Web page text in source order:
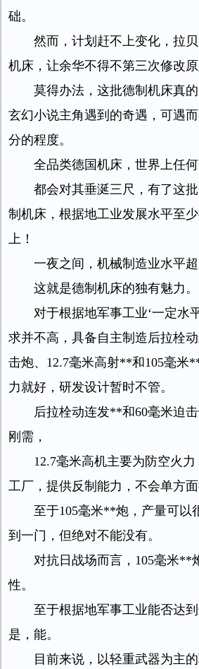
础。
然而，计划赶不上变化，拉
机床，让余华不得不第三次修改原
莫得办法，这批德制机床真
玄幻小说主角遇到的奇遇，可遇
分的程度。
全品类德国机床，世界上任
都会对其垂涎三尺，有了这
制机床，根据地工业发展水平至
上！
一夜之间，机械制造业水平超
这就是德制机床的独有魅力。
对于根据地军事工业‘一定水
求并不高，具备自主制造后拉栓
击炮、12.7毫米高射**和105毫米
力就好，研发设计暂时不管。
后拉栓动连发**和60毫米迫
刚需，
12.7毫米高机主要为防空火
工厂，提供反制能力，不会单方面
至于105毫米**炮，产量可以
到一门，但绝对不能没有。
对抗日战场而言，105毫米**
性。
至于根据地军事工业能否达
是，能。
目前来说，以轻重武器为主